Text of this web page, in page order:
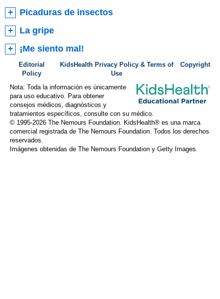
Picaduras de insectos
La gripe
¡Me siento mal!
Editorial
Policy
KidsHealth Privacy Policy & Terms of
Use
Copyright
Nota: Toda la información es únicamente
para uso educativo. Para obtener
consejos médicos, diagnósticos y
tratamientos específicos, consulte con su médico.
© 1995-2026 The Nemours Foundation. KidsHealth® es una marca
comercial registrada de The Nemours Foundation. Todos los derechos
reservados.
Imágenes obtenidas de The Nemours Foundation y Getty Images.